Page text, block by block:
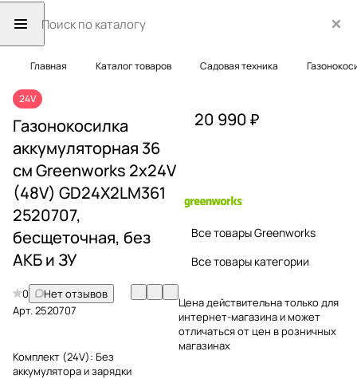
Главная Каталог товаров Садовая техника
24V
Газонокосилка
аккумуляторная 36
см Greenworks 2х24V
(48V) GD24X2LM361
2520707,
бесщеточная, без
АКБ и ЗУ
0
Нет отзывов
Арт.2520707
Комплект (24V): Без
аккумулятора и зарядки
20 990 ₽
Все товары Greenworks
Все товары категории
Цена действительна только для
интернет-магазина и может
отличаться от цен в розничных
магазинах